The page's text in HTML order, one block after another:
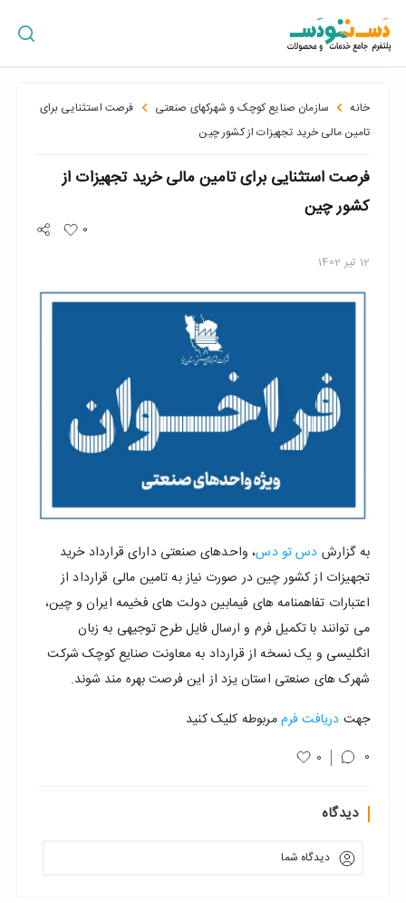
خانه سازمان صنایع کوچک و شهرکهای صنعتی
فرصت استثنایی برای
تامین مالی خرید تجهیزات از کشور چین
فرصت استثنایی برای تامین مالی خرید تجهیزات از
کشور چین
0
12 تیر 1402
به گزارش دس تو دس، واحدهای صنعتی دارای قرارداد خرید
تجهیزات از کشور چین در صورت نیاز به تامین مالی قرارداد از
اعتبارات تفاهمنامه های فیمابین دولت های فخیمه ایران و چین،
می توانند با تکمیل فرم و ارسال فایل طرح توجیهی به زبان
انگلیسی و یک نسخه از قرارداد به معاونت صنایع کوچک شرکت
شهرک های صنعتی استان یزد از این فرصت بهره مند شوند.
جهت دریافت فرممربوطه کلیک کنید
0
0
دیدگاه
دیدگاه شما
ورود
پراکندگی
جغرافیایی